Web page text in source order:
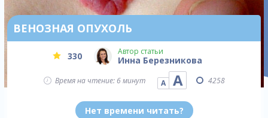
ВЕНОЗНАЯ ОПУХОЛЬ
330 Автор статьи
Инна Березникова
Время на чтение: 6 минут А А 4258
Нет времени читать?